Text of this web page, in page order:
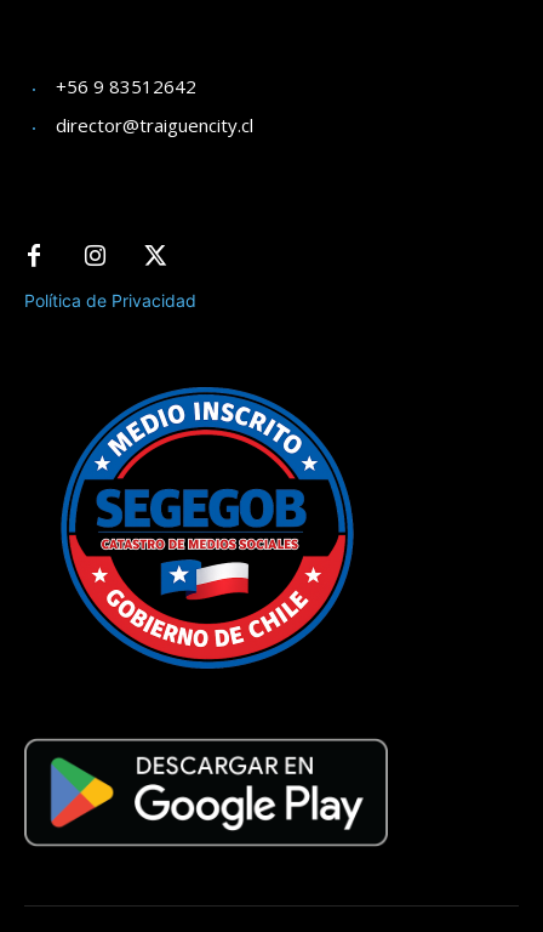
+56 9 83512642
director@traiguencity.cl
Política de Privacidad